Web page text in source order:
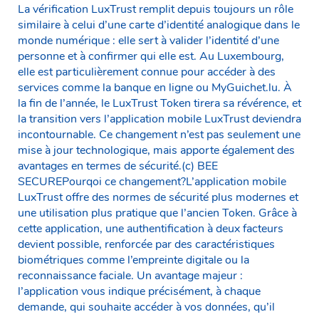
La vérification LuxTrust remplit depuis toujours un rôle
similaire à celui d’une carte d’identité analogique dans le
monde numérique : elle sert à valider l’identité d’une
personne et à confirmer qui elle est. Au Luxembourg,
elle est particulièrement connue pour accéder à des
services comme la banque en ligne ou MyGuichet.lu. À
la fin de l’année, le LuxTrust Token tirera sa révérence, et
la transition vers l’application mobile LuxTrust deviendra
incontournable. Ce changement n’est pas seulement une
mise à jour technologique, mais apporte également des
avantages en termes de sécurité.(c) BEE
SECUREPourqoi ce changement?L’application mobile
LuxTrust offre des normes de sécurité plus modernes et
une utilisation plus pratique que l’ancien Token. Grâce à
cette application, une authentification à deux facteurs
devient possible, renforcée par des caractéristiques
biométriques comme l’empreinte digitale ou la
reconnaissance faciale. Un avantage majeur :
l’application vous indique précisément, à chaque
demande, qui souhaite accéder à vos données, qu’il